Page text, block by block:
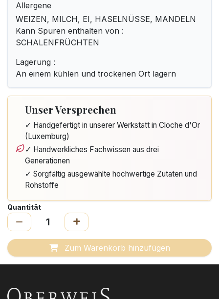
Allergene
WEIZEN, MILCH, EI, HASELNÜSSE, MANDELN
Kann Spuren enthalten von :
SCHALENFRÜCHTEN
Lagerung :
An einem kühlen und trockenen Ort lagern
Unser Versprechen
✓ Handgefertigt in unserer Werkstatt in Cloche d'Or
(Luxemburg)
✓ Handwerkliches Fachwissen aus drei
Generationen
✓ Sorgfältig ausgewählte hochwertige Zutaten und
Rohstoffe
Quantität
Zum Warenkorb hinzufügen